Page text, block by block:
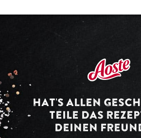
HAT’S ALLEN
TEILE DAS
DEINEN